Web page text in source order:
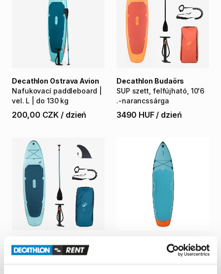
Nafukovací paddleboard
vel. L do 130 kg
Decathlon Ostrava Avion
200,00 CZK / dzień
SUP szett​ felfújható​ 10'6​
.-narancssárga
Decathlon Budaörs
3490 HUF / dzień
SUP szett​,​ felfújható​,​ 10'6
egy vagy két személynek​,​
Decathlon Szeged
paddleboard |
vel. XL | do 310 kg
Decathlon Olomouc